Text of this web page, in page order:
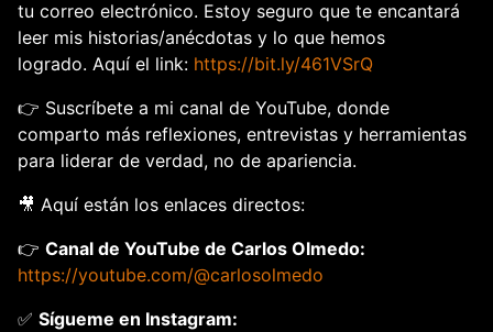
tu correo electrónico. Estoy seguro que te encantará
leer mis historias/anécdotas y lo que hemos
logrado. Aquí el link: https://bit.ly/461VSrQ
👉 Suscríbete a mi canal de YouTube, donde
comparto más reflexiones, entrevistas y herramientas
para liderar de verdad, no de apariencia.
🎥 Aquí están los enlaces directos:
👉 Canal de YouTube de Carlos Olmedo:
https://youtube.com/@carlosolmedo
✅ Sígueme en Instagram: